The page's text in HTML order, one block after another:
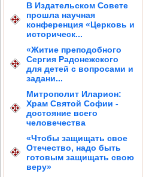
В Издательском Совете
прошла научная
конференция «Церковь и
историческ...
«Житие преподобного
Сергия Радонежского
для детей с вопросами и
задани...
Митрополит Иларион:
Храм Святой Софии -
достояние всего
человечества
«Чтобы защищать свое
Отечество, надо быть
готовым защищать свою
веру»